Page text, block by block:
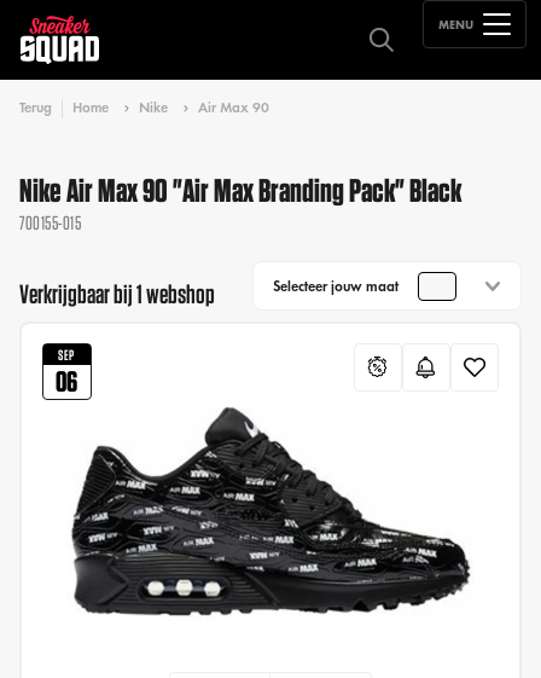
MENU
Terug Home Nike Air Max 90
Nike Air Max 90 "Air Max Branding Pack" Black
700155-015
Verkrijgbaar bij 1 webshop Selecteer jouw maat
SEP
06